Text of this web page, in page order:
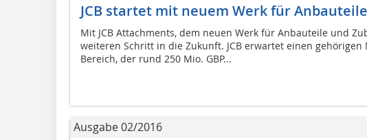
JCB startet mit neuem Werk für
Mit JCB Attachments, dem neuen Werk für Anbauteile und
weiteren Schritt in die Zukunft. JCB er­wartet einen
Bereich, der rund 250 Mio. GBP...
Ausgabe 02/2016